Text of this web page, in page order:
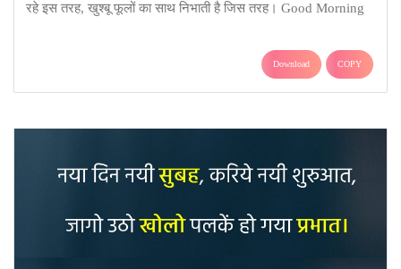
रहे इस तरह, खुश्बू फूलों का साथ निभाती है जिस तरह। Good Morning
Download COPY